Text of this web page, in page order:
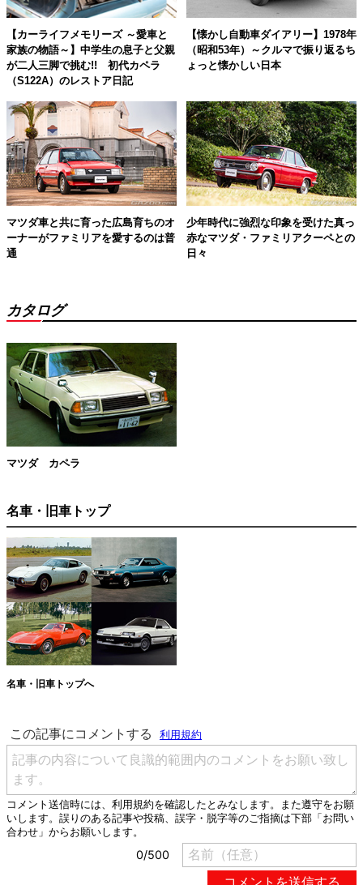
【カーライフメモリーズ ～愛車と
家族の物語～】中学生の息子と父親
が二人三脚で挑む!! 初代カペラ
（S122A）のレストア日記
【懐かし自動車ダイアリー】1978年
（昭和53年）～クルマで振り返るち
ょっと懐かしい日本
マツダ車と共に育った広島育ちのオ
ーナーがファミリアを愛するのは普
通
少年時代に強烈な印象を受けた真っ
赤なマツダ・ファミリアクーペとの
日々
カタログ
マツダ カペラ
名車・旧車トップ
名車・旧車トップへ